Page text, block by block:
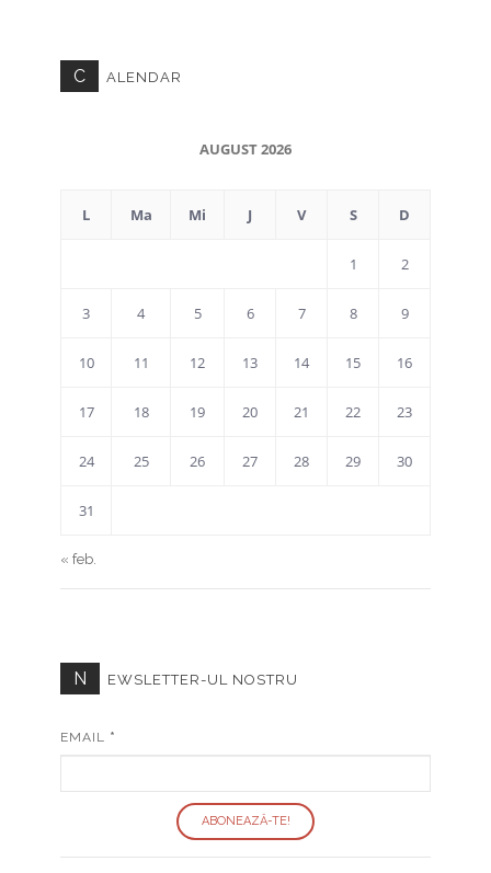
C ALENDAR
AUGUST 2026
L Ma Mi J V S D
1 2
3 4 5 6 7 8 9
10 11 12 13 14 15 16
17 18 19 20 21 22 23
24 25 26 27 28 29 30
31
« feb.
N EWSLETTER-UL NOSTRU
EMAIL *